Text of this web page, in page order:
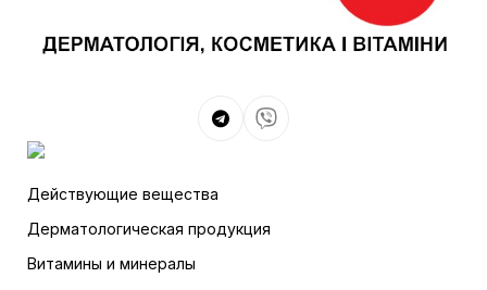
Действующие вещества
Дерматологическая продукция
Витамины и минералы